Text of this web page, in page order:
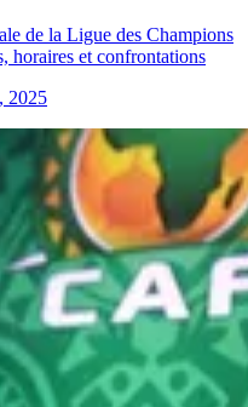
de la Ligue des Champions
horaires et confrontations
2025